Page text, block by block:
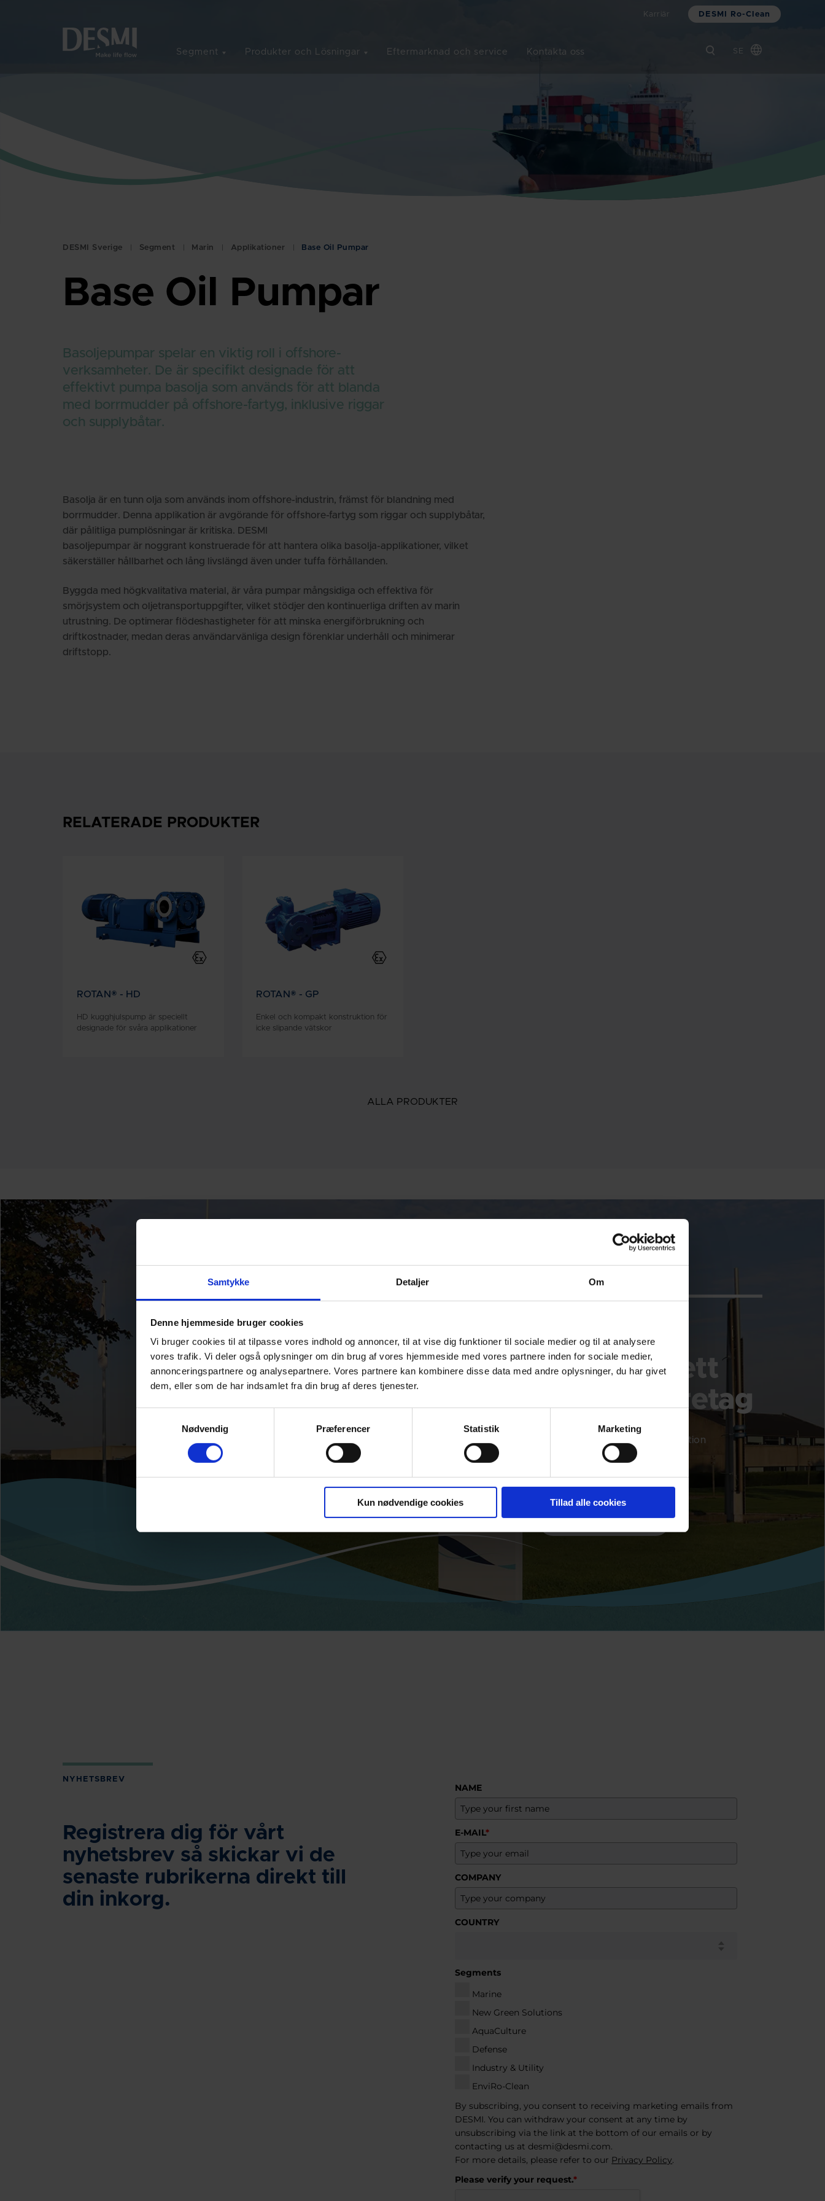
Samtykke Detaljer Om
Denne hjemmeside bruger cookies
Vi bruger cookies til at tilpasse vores indhold og annoncer, til at vise dig funktioner til sociale medier og til at analysere
vores trafik. Vi deler også oplysninger om din brug af vores hjemmeside med vores partnere inden for sociale medier,
annonceringspartnere og analysepartnere. Vores partnere kan kombinere disse data med andre oplysninger, du har givet
dem, eller som de har indsamlet fra din brug af deres tjenester.
Nødvendig
Præferencer Statistik Marketing
Kun nødvendige cookies Tillad alle cookies
Karriär DESMI Ro-Clean
Segment Produkter och Lösningar Eftermarknad och service Kontakta oss SE
French
German
DESMI Sverige Segment Marin Applikationer Base Oil Pumpar
Base Oil Pumpar
Basoljepumpar spelar en viktig roll i offshore-
verksamheter. De är specifikt designade för att
effektivt pumpa basolja som används för att blanda
med borrmudder på offshore-fartyg, inklusive riggar
och supplybåtar.
Basolja är en tunn olja som används inom offshore-industrin, främst för blandning med
borrmudder. Denna applikation är avgörande för offshore-fartyg som riggar och supplybåtar,
där pålitliga pumplösningar är kritiska. DESMI
basoljepumpar är noggrant konstruerade för att hantera olika basolja-applikationer, vilket
säkerställer hållbarhet och lång livslängd även under tuffa förhållanden.
Byggda med högkvalitativa material, är våra pumpar mångsidiga och effektiva för
smörjsystem och oljetransportuppgifter, vilket stödjer den kontinuerliga driften av marin
utrustning. De optimerar flödeshastigheter för att minska energiförbrukning och
driftkostnader, medan deras användarvänliga design förenklar underhåll och minimerar
driftstopp.
RELATERADE PRODUKTER
ROTAN® - HD
HD kugghjulspump är speciellt
designade för svåra applikationer
ROTAN® - GP
Enkel och kompakt konstruktion för
icke slipande vätskor
ALLA PRODUKTER
DESMI är ett
globalt företag
Hitta adress och kontaktinformation
för våra globala platser
NYHETSBREV
Registrera dig för vårt
nyhetsbrev så skickar vi de
senaste rubrikerna direkt till
din inkorg.
NAME
E-MAIL*
COMPANY
COUNTRY
Segments
Marine
New Green Solutions
AquaCulture
Defense
Industry & Utility
EnviRo-Clean
By subscribing, you consent to receiving marketing emails from
DESMI. You can withdraw your consent at any time by
unsubscribing via the link at the bottom of our emails or by
contacting us at desmi@desmi.com.
For more details, please refer to our Privacy Policy.
Please verify your request.*